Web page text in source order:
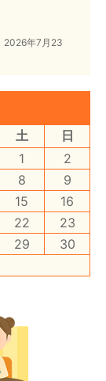
2026年7月23
土
日
1
2
8
9
15
16
22
23
29
30